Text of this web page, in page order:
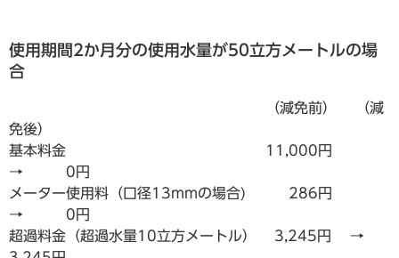
使用期間2か月分の使用水量が50立方メートルの場
合
（減免前） （減
免後）
基本料金 11,000円
→ 0円
メーター使用料（口径13mmの場合) 286円
→ 0円
超過料金（超過水量10立方メートル） 3,245円 →